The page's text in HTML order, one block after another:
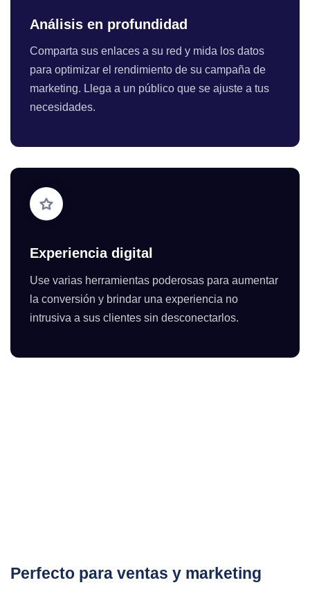
Análisis en profundidad
Comparta sus enlaces a su red y mida los datos
para optimizar el rendimiento de su campaña de
marketing. Llega a un público que se ajuste a tus
necesidades.
Experiencia digital
Use varias herramientas poderosas para aumentar
la conversión y brindar una experiencia no
intrusiva a sus clientes sin desconectarlos.
Perfecto para ventas y marketing